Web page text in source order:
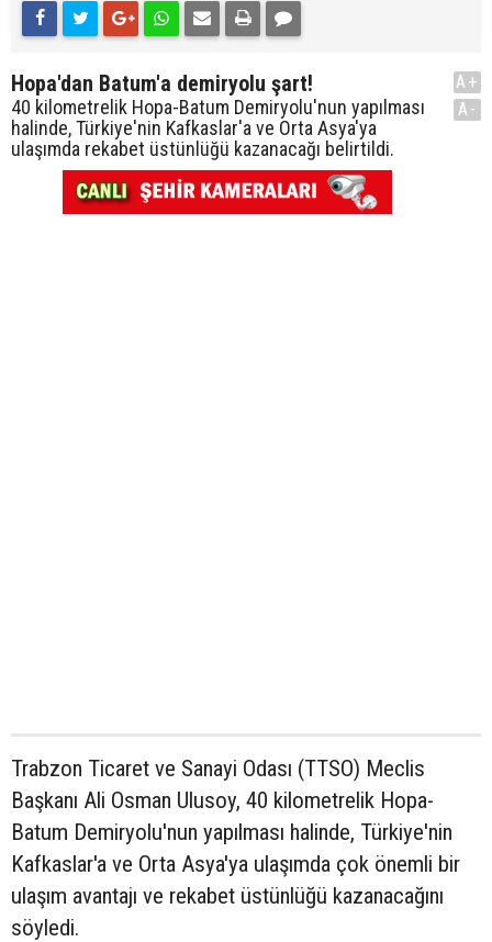
Hopa'dan Batum'a demiryolu şart!
40 kilometrelik Hopa-Batum Demiryolu'nun yapılması
halinde, Türkiye'nin Kafkaslar'a ve Orta Asya'ya
ulaşımda rekabet üstünlüğü kazanacağı belirtildi.
A+
A-
Trabzon Ticaret ve Sanayi Odası (TTSO) Meclis
Başkanı Ali Osman Ulusoy, 40 kilometrelik Hopa-
Batum Demiryolu'nun yapılması halinde, Türkiye'nin
Kafkaslar'a ve Orta Asya'ya ulaşımda çok önemli bir
ulaşım avantajı ve rekabet üstünlüğü kazanacağını
söyledi.